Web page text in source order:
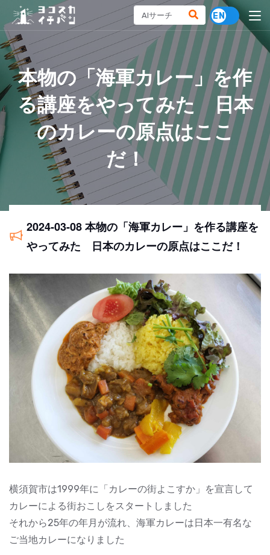
本物の「海軍カレー」を作
る講座をやってみた 日本
のカレーの原点はここ
だ！
2024-03-08 本物の「海軍カレー」を作る講座を
やってみた 日本のカレーの原点はここだ！
横須賀市は1999年に「カレーの街よこすか」を宣言して
カレーによる街おこしをスタートしました
それから25年の年月が流れ、海軍カレーは日本一有名な
ご当地カレーになりました